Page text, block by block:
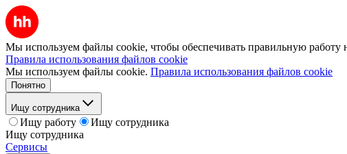
Мы используем файлы cookie, чтобы обеспечивать правильную работу
Правила использования файлов cookie
Мы используем файлы cookie. Правила использования файлов cookie
Понятно
Ищу сотрудника
Ищу работу
Ищу сотрудника
Ищу сотрудника
Сервисы